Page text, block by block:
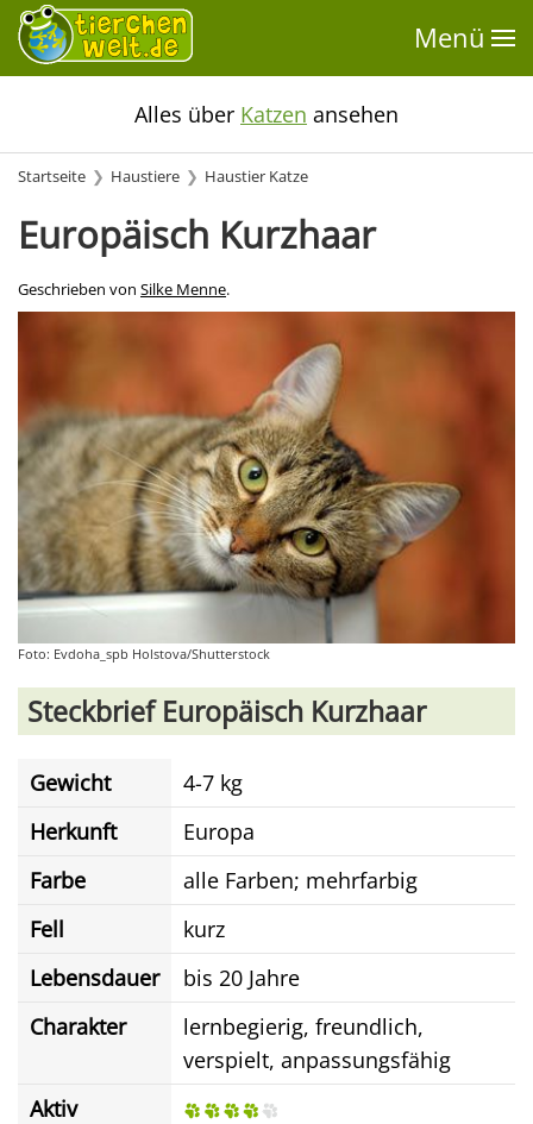
Menü
Alles über Katzen ansehen
Startseite Haustiere Haustier Katze
Europäisch Kurzhaar
Geschrieben von Silke Menne.
Foto: Evdoha_spb Holstova/Shutterstock
Steckbrief Europäisch Kurzhaar
Gewicht
4-7 kg
Herkunft
Europa
Farbe
alle Farben; mehrfarbig
Fell
kurz
Lebensdauer
bis 20 Jahre
Charakter
lernbegierig, freundlich,
verspielt, anpassungsfähig
Aktiv